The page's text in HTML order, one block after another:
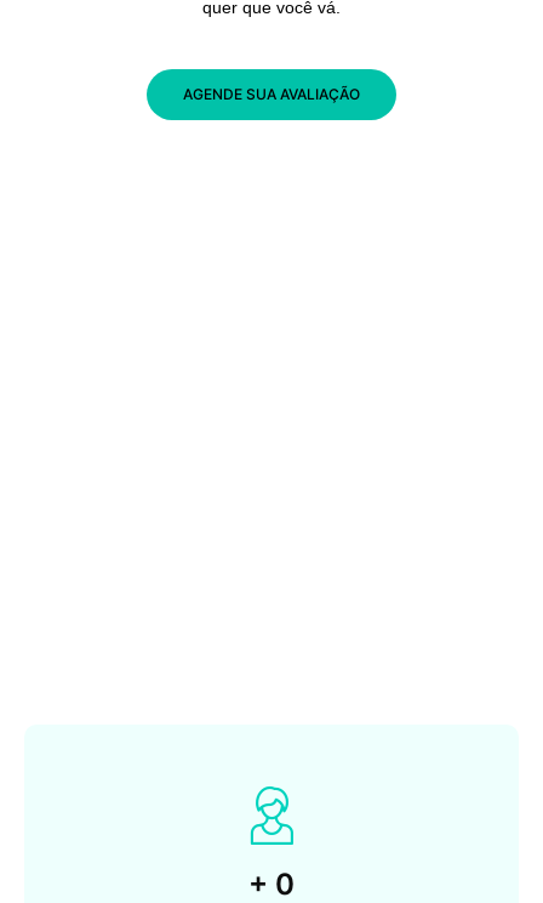
quer que você vá.
AGENDE SUA AVALIAÇÃO
+ 0